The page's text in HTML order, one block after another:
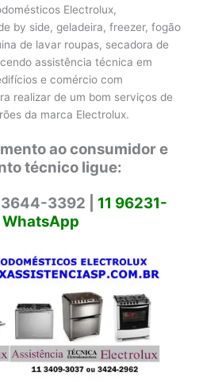
Electrolux,
by side, geladeira, freezer, fogão
de lavar roupas, secadora de
assistência técnica em
e comércio com
realizar de um bom serviços de
da marca Electrolux.
ao consumidor e
técnico ligue:
3392 | 11 96231-
WhatsApp